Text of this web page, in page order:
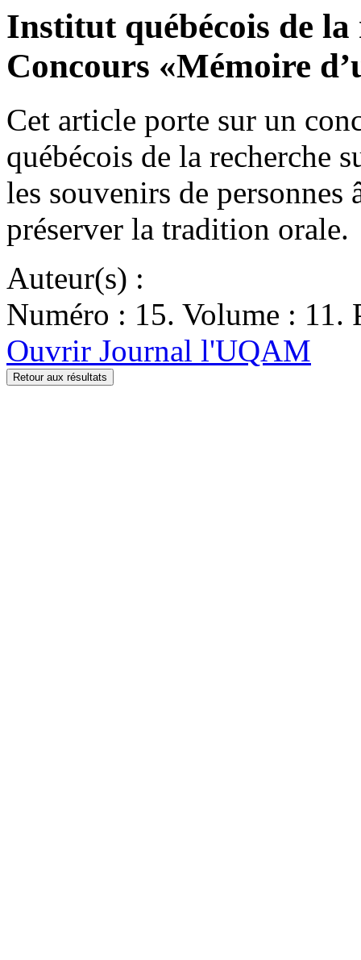
Institut québécois de
Concours «Mémoire
Cet article porte sur un
québécois de la recherche
les souvenirs de personnes
préserver la tradition orale.
Auteur(s) :
Numéro : 15. Volume : 11.
Ouvrir Journal l'UQAM
Retour aux résultats